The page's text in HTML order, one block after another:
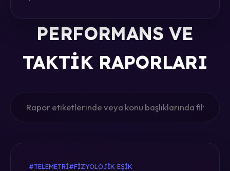
PERFORMANS VE
TAKTIK RAPORLARI
#TELEMETRI#FIZYOLOJIK EŞIK